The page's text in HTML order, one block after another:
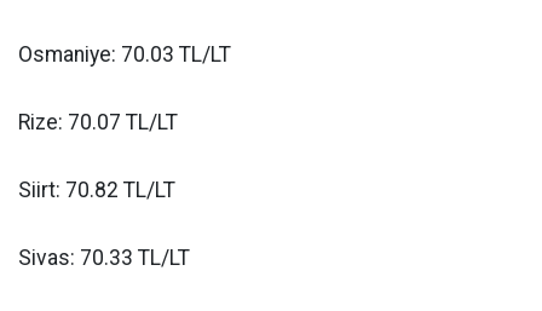
Osmaniye: 70.03 TL/LT
Rize: 70.07 TL/LT
Siirt: 70.82 TL/LT
Sivas: 70.33 TL/LT